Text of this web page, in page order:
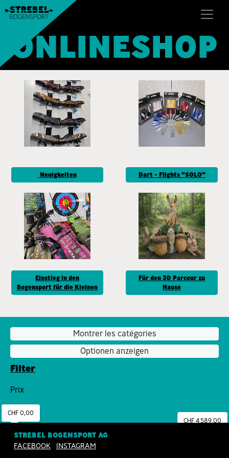
ONLINESHOP
Neuigkeiten Dart - Flights "SOLO"
Einstieg in den
Bogensport für die Kleinen
Für den 3D Parcour zu
Hause
Montrer les catégories
Optionen anzeigen
Filter
Prix
CHF 4 589,00
CHF 0,00
STREBEL BOGENSPORT AG
FACEBOOK
INSTAGRAM